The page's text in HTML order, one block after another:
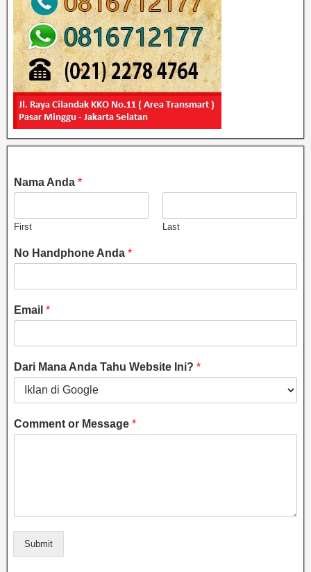
Nama Anda *
First Last
No Handphone Anda *
Email *
Dari Mana Anda Tahu Website Ini? *
Comment or Message *
Submit